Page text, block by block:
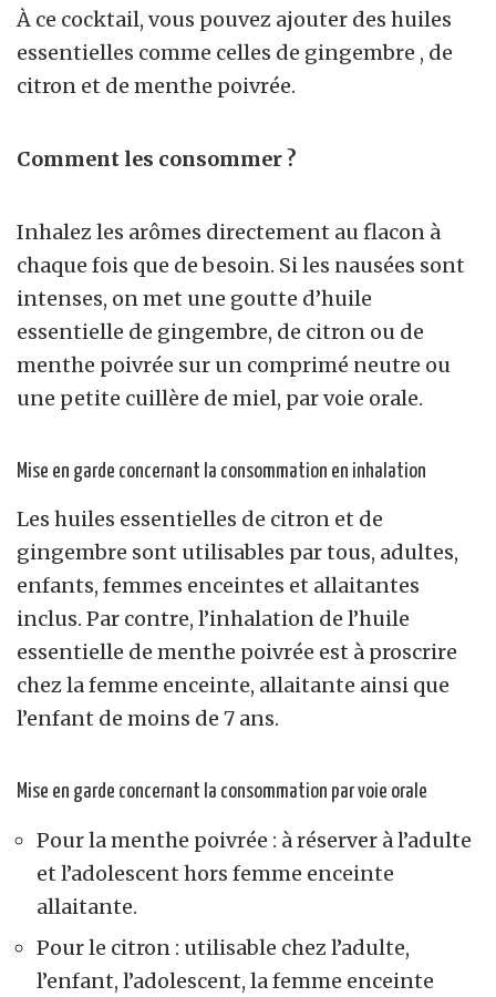
À ce cocktail, vous pouvez ajouter des huiles
essentielles comme celles de gingembre , de
citron et de menthe poivrée.
Comment les consommer ?
Inhalez les arômes directement au flacon à
chaque fois que de besoin. Si les nausées sont
intenses, on met une goutte d’huile
essentielle de gingembre, de citron ou de
menthe poivrée sur un comprimé neutre ou
une petite cuillère de miel, par voie orale.
Mise en garde concernant la consommation en inhalation
Les huiles essentielles de citron et de
gingembre sont utilisables par tous, adultes,
enfants, femmes enceintes et allaitantes
inclus. Par contre, l’inhalation de l’huile
essentielle de menthe poivrée est à proscrire
chez la femme enceinte, allaitante ainsi que
l’enfant de moins de 7 ans.
Mise en garde concernant la consommation par voie orale
Pour la menthe poivrée : à réserver à l’adulte
et l’adolescent hors femme enceinte
allaitante.
Pour le citron : utilisable chez l’adulte,
l’enfant, l’adolescent, la femme enceinte